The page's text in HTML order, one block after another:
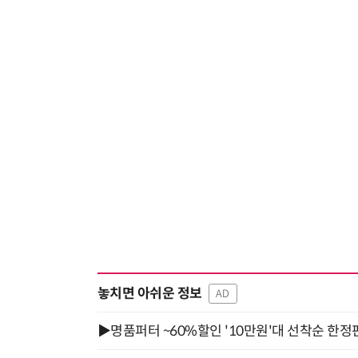
놓치면 아쉬운 정보 AD
▶명품퍼터 ~60%할인 '10만원'대 선착순 한정